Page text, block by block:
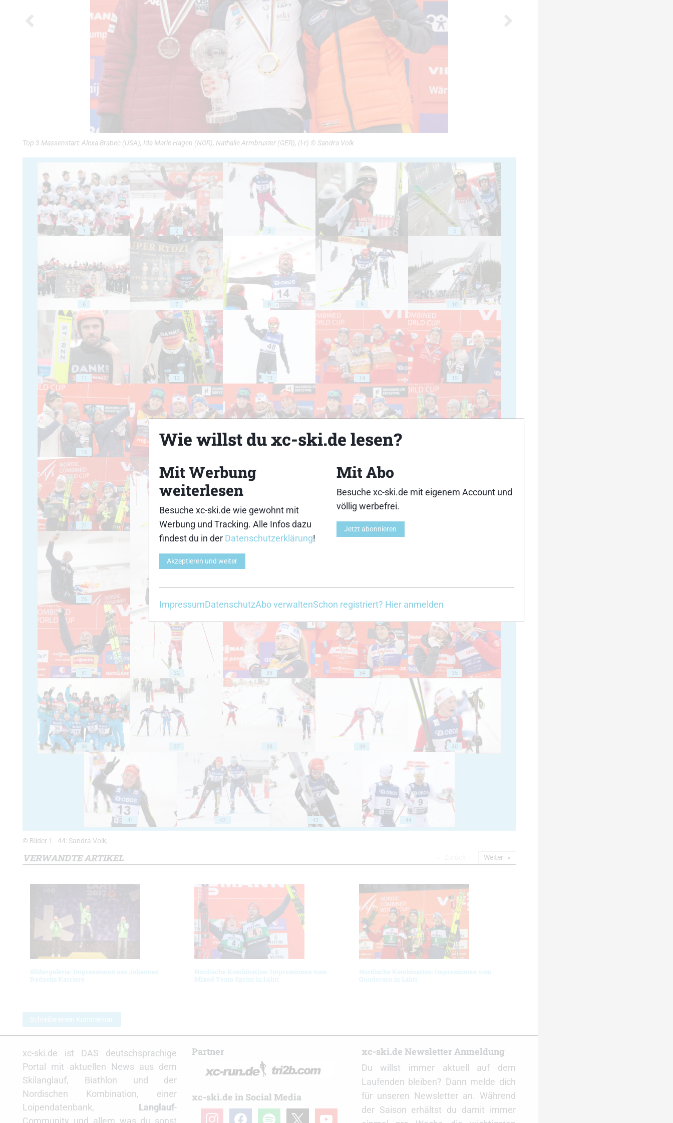
Top 3 Massenstart: Alexa Brabec (USA), Ida Marie Hagen (NOR), Nathalie Armbruster (GER), (l-r) © Sandra Volk
1 2 3 4 5
6 7 8 9 10
11 12 13 14 15
16
21 22 23 24
26
31 32 33 34 35
36 37 38 39 40
41 42 43 44
© Bilder 1 - 44: Sandra Volk;
VERWANDTE ARTIKEL
Bildergalerie: Impressionen aus Johannes
Rydzeks Karriere
Nordische Kombination: Impressionen vom
Mixed Team Sprint in Lahti
Nordische Kombination: Impressionen vom
Gundersen in Lahti
Weiter
Schreibe einen Kommentar
xc-ski.de ist DAS deutschsprachige
Portal mit aktuellen News aus dem
Skilanglauf, Biathlon und der
Nordischen Kombination, einer
Loipendatenbank, Langlauf-
Community und allem was du sonst
Partner
xc-ski.de in Social Media
instagramfacebookspotify youtube
xc-ski.de Newsletter Anmeldung
Du willst immer aktuell auf dem
Laufenden bleiben? Dann melde dich
für unseren Newsletter an. Während
der Saison erhältst du damit immer
Wie willst du xc-ski.de lesen?
Mit Werbung
weiterlesen
Besuche xc-ski.de wie gewohnt mit
Werbung und Tracking. Alle Infos dazu
findest du in der Datenschutzerklärung!
Akzeptieren und weiter
Mit Abo
Besuche xc-ski.de mit eigenem Account und
völlig werbefrei.
Jetzt abonnieren
ImpressumDatenschutzAbo verwaltenSchon registriert? Hier anmelden